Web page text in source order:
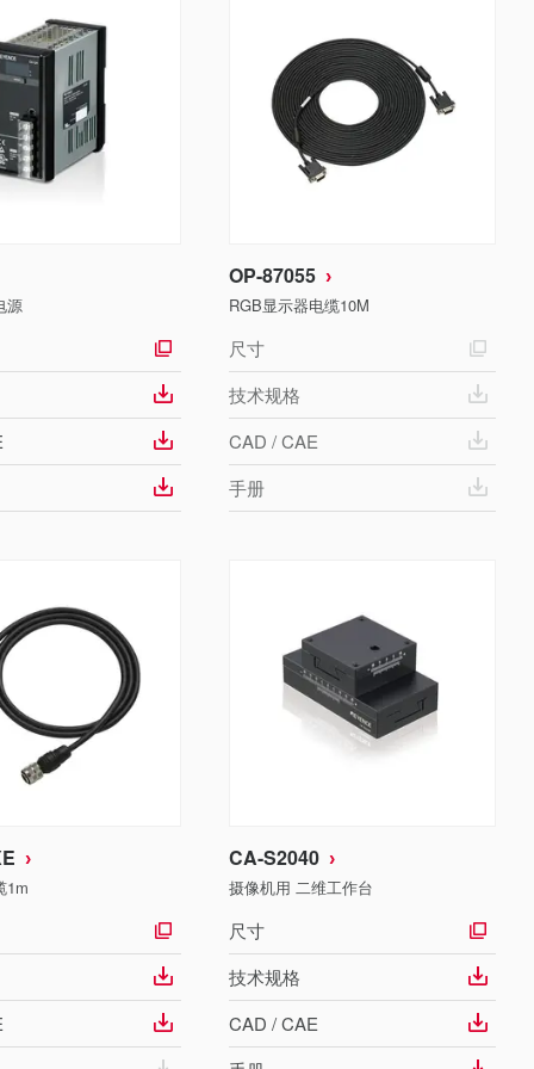
源
OP-87055
RGB显示器电缆10M
尺寸
技术规格
CAD / CAE
手册
1m
CA-S2040
摄像机用 二维工作台
尺寸
技术规格
CAD / CAE